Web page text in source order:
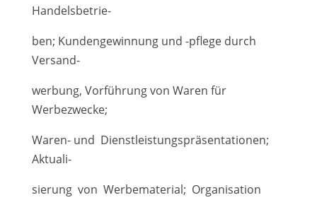
Handelsbetrie-
ben; Kundengewinnung und -pflege durch
Versand-
werbung, Vorführung von Waren für
Werbezwecke;
Waren- und Dienstleistungspräsentationen;
Aktuali-
sierung von Werbematerial; Organisation